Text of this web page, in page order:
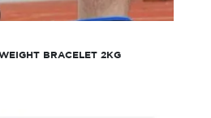
BRACELET 2KG